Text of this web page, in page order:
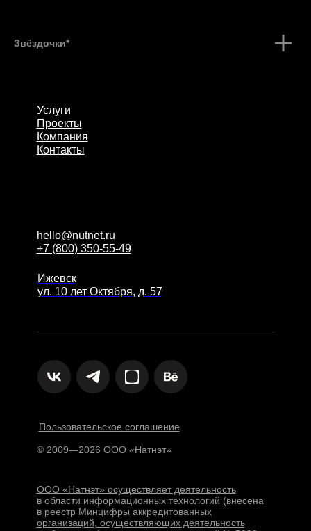
Звёздочки*
Пользовательское соглашение
ООО «Натнэт» осуществляет деятельность
в области информационных технологий (внесена
в реестр Минцифры аккредитованных
организаций, осуществляющих деятельность
© 2009—2026 ООО «Натнэт»
Услуги
Проекты
Компания
Контакты
Ижевск
ул. 10 лет Октября, д. 57
hello@nutnet.ru
+7 (800) 350-55-49